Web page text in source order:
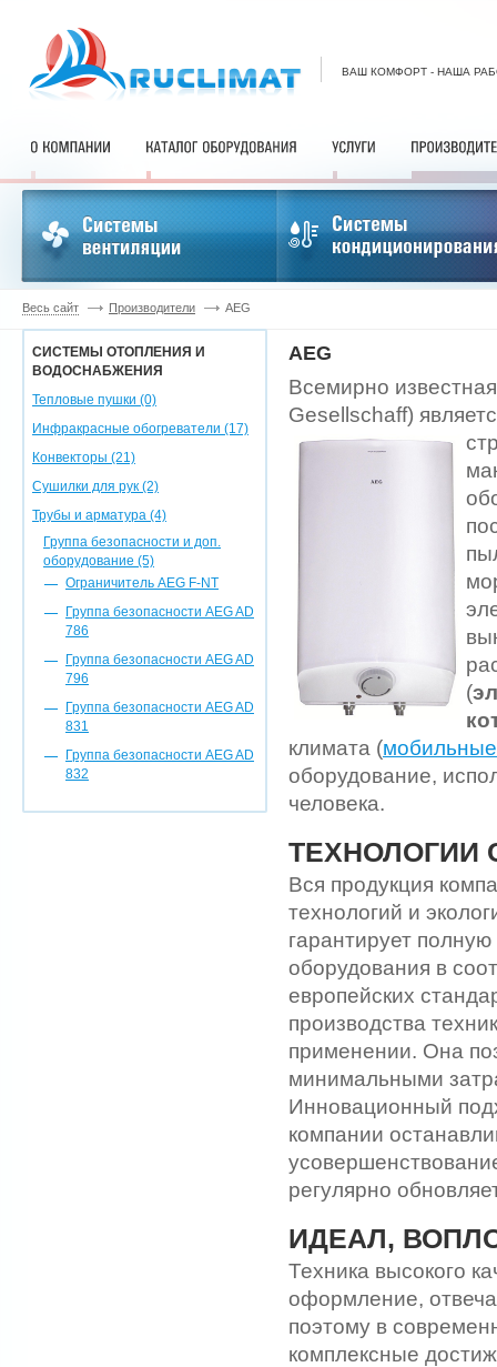
ВАШ КОМФОРТ - НАША
Весь сайт Производители AEG
СИСТЕМЫ ОТОПЛЕНИЯ И
ВОДОСНАБЖЕНИЯ
Тепловые пушки (0)
Инфракрасные обогреватели (17)
Конвекторы (21)
Сушилки для рук (2)
Трубы и арматура (4)
Группа безопасности и доп.
оборудование (5)
Ограничитель AEG F-NT
Группа безопасности AEG AD
786
Группа безопасности AEG AD
796
Группа безопасности AEG AD
831
Группа безопасности AEG AD
832
AEG
Всемирно
Gesellschaff)
(
климата (
оборудование,
человека.
ТЕХНОЛОГИИ
Вся продукция
технологий и
гарантирует
оборудования в
европейских
производства
применении. Она
минимальными
Инновационный
компании
регулярно
ИДЕАЛ,
Техника высокого
оформление,
поэтому в
комплексные